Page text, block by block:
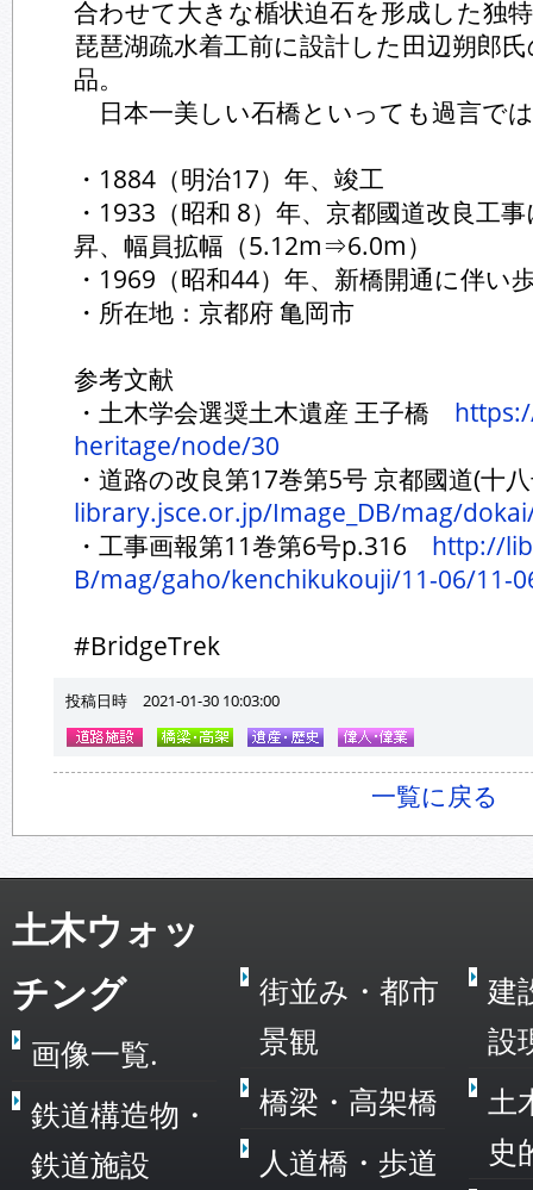
合わせて大きな楯状迫石を形成した独
琵琶湖疏水着工前に設計した田辺朔郎
品。
日本一美しい石橋といっても過言で
・1884（明治17）年、竣工
・1933（昭和 8）年、京都國道改良工
昇、幅員拡幅（5.12m⇒6.0m）
・1969（昭和44）年、新橋開通に伴い
・所在地：京都府 亀岡市
参考文献
・土木学会選奨土木遺産 王子橋
heritage/node/30
・道路の改良第17巻第5号 京都國道(
library.jsce.or.jp/Image_DB/mag/
・工事画報第11巻第6号p.316 http://
B/mag/gaho/kenchikukouji/11-06/11-
#BridgeTrek
投稿日時 2021-01-30 10:03:00
一覧に戻る
土木ウォッ
チング
画像一覧.
鉄道構造物・
鉄道施設
街並み・都市
景観
橋梁・高架橋
人道橋・歩道
建
設
土
史